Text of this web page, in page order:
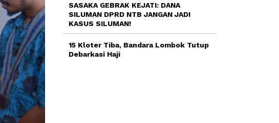
SASAKA GEBRAK KEJATI: DANA
SILUMAN DPRD NTB JANGAN JADI
KASUS SILUMAN!
15 Kloter Tiba, Bandara Lombok Tutup
Debarkasi Haji